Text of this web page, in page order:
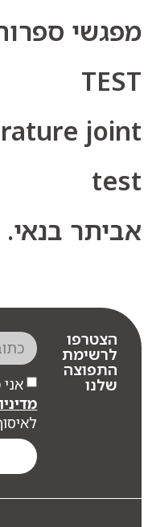
ספרות
literature
בנאי. הופעה
אני
מדיניות
לאיסוף